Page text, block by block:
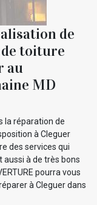
de
toiture
au
MD
la réparation de
à Cleguer
des services qui
à de très bons
pourra vous
à Cleguer dans